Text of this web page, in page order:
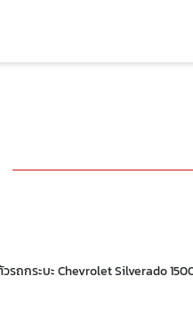
รถกระบะChevrolet Silverado